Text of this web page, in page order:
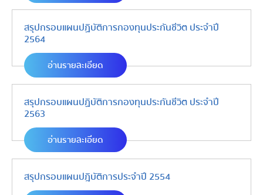
สรุปกรอบแผนปฏิบัติการกองทุนประกันชีวิต ประจำปี
2564
อ่านรายละเอียด
สรุปกรอบแผนปฏิบัติการกองทุนประกันชีวิต ประจำปี
2563
อ่านรายละเอียด
สรุปกรอบแผนปฎิบัติการประจำปี 2554